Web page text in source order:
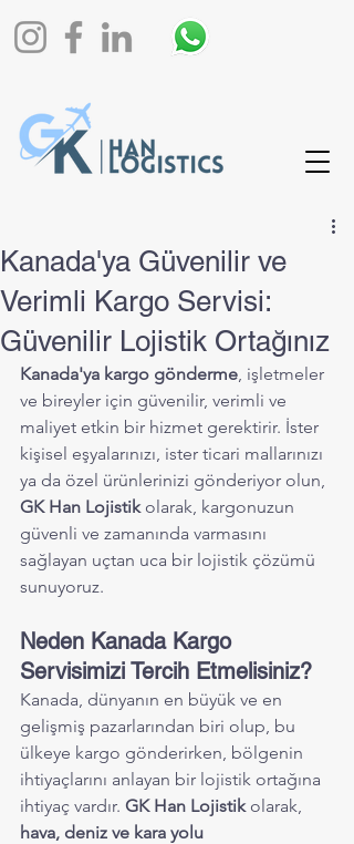
Kanada'ya Güvenilir ve
Verimli Kargo Servisi:
Güvenilir Lojistik Ortağınız
Kanada'ya kargo gönderme, işletmeler
ve bireyler için güvenilir, verimli ve
maliyet etkin bir hizmet gerektirir. İster
kişisel eşyalarınızı, ister ticari mallarınızı
ya da özel ürünlerinizi gönderiyor olun,
GK Han Lojistik olarak, kargonuzun
güvenli ve zamanında varmasını
sağlayan uçtan uca bir lojistik çözümü
sunuyoruz.
Neden Kanada Kargo
Servisimizi Tercih Etmelisiniz?
Kanada, dünyanın en büyük ve en
gelişmiş pazarlarından biri olup, bu
ülkeye kargo gönderirken, bölgenin
ihtiyaçlarını anlayan bir lojistik ortağına
ihtiyaç vardır. GK Han Lojistik olarak,
hava, deniz ve kara yolu